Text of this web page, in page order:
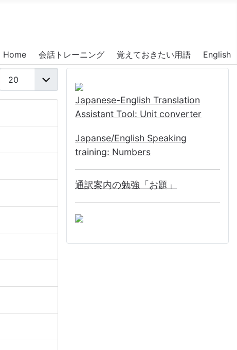
Home 会話トレーニング 覚えておきたい用語
English
Japanese-English Translation
Assistant Tool: Unit converter
Japanse/English Speaking
training: Numbers
通訳案内の勉強「お題」